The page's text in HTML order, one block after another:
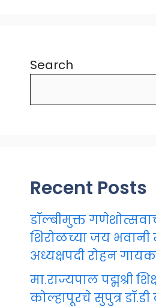
Search
Recent Posts
डॉल्बीमुक्त
शिरोळच्या जय भवानी
अध्यक्षपदी रोहन
मा.राज्यपाल पद्मश्री
कोल्हापूरचे सुपुत्र